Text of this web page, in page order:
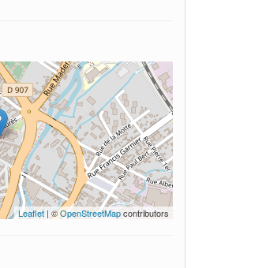
Leaflet | ©OpenStreetMapcontributors